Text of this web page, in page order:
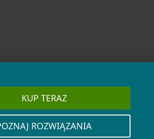
KUP TERAZ
ROZWIĄZANIA